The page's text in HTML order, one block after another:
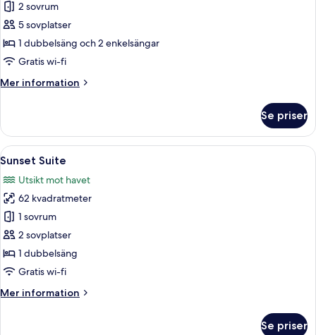
2
Bedroom
Beachfront
Family
Villa
2 sovrum
5 sovplatser
1 dubbelsäng och 2 enkelsängar
Gratis wi-fi
Mer information
Mer
Bedroom
Beachfront
Family
Villa
Se priser
Öppna
alla
foton
för
Sunset
Suite
Ett sovrum med en stor säng, en
6
Sunset Suite
Utsikt mot havet
62 kvadratmeter
1 sovrum
2 sovplatser
1 dubbelsäng
Gratis wi-fi
Mer information
Mer
Se priser